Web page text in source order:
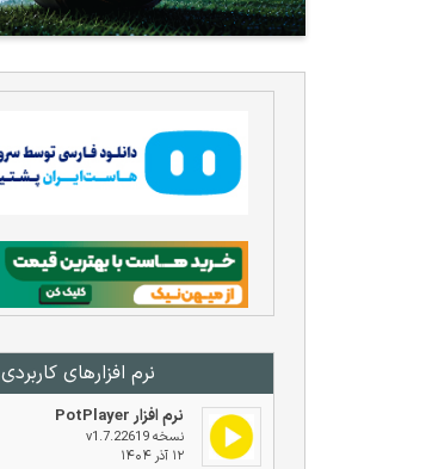
نرم افزار‌های کاربردی
نرم افزار PotPlayer
نسخه v1.7.22619
۱۲ آذر ۱۴۰۴